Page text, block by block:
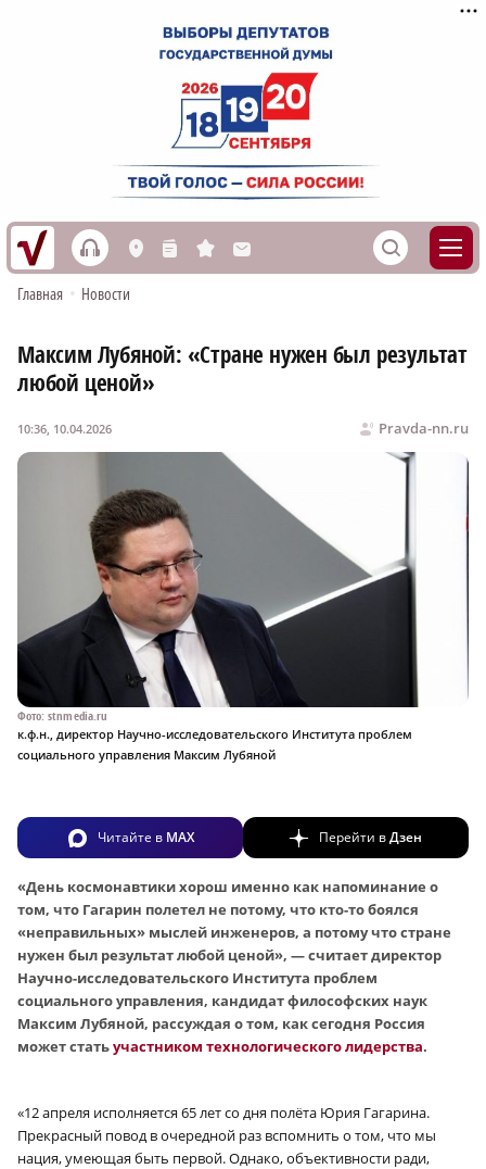
h L n s M S
Главная • Новости
Максим Лубяной: «Стране нужен был результат
любой ценой»
Pravda-nn.ru
10:36, 10.04.2026
Фото: stnmedia.ru
к.ф.н., директор Научно-исследовательского Института проблем
социального управления Максим Лубяной
Читайте в MAX Перейти вДзен
«День космонавтики хорош именно как напоминание о
том, что Гагарин полетел не потому, что кто-то боялся
«неправильных» мыслей инженеров, а потому что стране
нужен был результат любой ценой», — считает директор
Научно-исследовательского Института проблем
социального управления, кандидат философских наук
Максим Лубяной, рассуждая о том, как сегодня Россия
может статьучастником технологического лидерства.
«12 апреля исполняется 65 лет со дня полёта Юрия Гагарина.
Прекрасный повод в очередной раз вспомнить о том, что мы
нация, умеющая быть первой. Однако, объективности ради,